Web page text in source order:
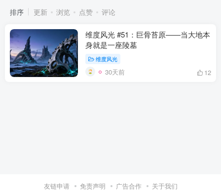
排序 更新 浏览 点赞 评论
维度风光 #51：巨骨苔原——当大地本
身就是一座陵墓
维度风光
30天前 12
友链申请 免责声明 广告合作 关于我们